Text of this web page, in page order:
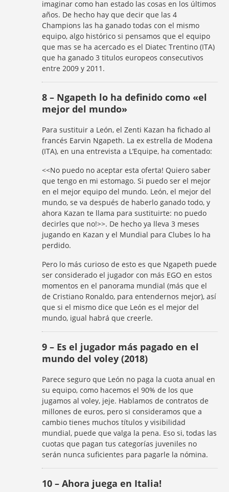
imaginar como han estado las cosas en los últimos
años. De hecho hay que decir que las 4
Champions las ha ganado todas con el mismo
equipo, algo histórico si pensamos que el equipo
que mas se ha acercado es el Diatec Trentino (ITA)
que ha ganado 3 titulos europeos consecutivos
entre 2009 y 2011.
8 – Ngapeth lo ha definido como «el
mejor del mundo»
Para sustituir a León, el Zenti Kazan ha fichado al
francés Earvin Ngapeth. La ex estrella de Modena
(ITA), en una entrevista a L’Equipe, ha comentado:
<<No puedo no aceptar esta oferta! Quiero saber
que tengo en mi estomago. Si puedo ser el mejor
en el mejor equipo del mundo. León, el mejor del
mundo, se va después de haberlo ganado todo, y
ahora Kazan te llama para sustituirte: no puedo
decirles que no!>>. De hecho ya lleva 3 meses
jugando en Kazan y el Mundial para Clubes lo ha
perdido.
Pero lo más curioso de esto es que Ngapeth puede
ser considerado el jugador con más EGO en estos
momentos en el panorama mundial (más que el
de Cristiano Ronaldo, para entendernos mejor), así
que si el mismo dice que León es el mejor del
mundo, igual habrá que creerle.
9 – Es el jugador más pagado en el
mundo del voley (2018)
Parece seguro que León no paga la cuota anual en
su equipo, como hacemos el 90% de los que
jugamos al voley, jeje. Hablamos de contratos de
millones de euros, pero si consideramos que a
cambio tienes muchos títulos y visibilidad
mundial, puede que valga la pena. Eso si, todas las
cuotas que pagan tus categorías juveniles no
serán nunca suficientes para pagarle la nómina.
10 – Ahora juega en Italia!